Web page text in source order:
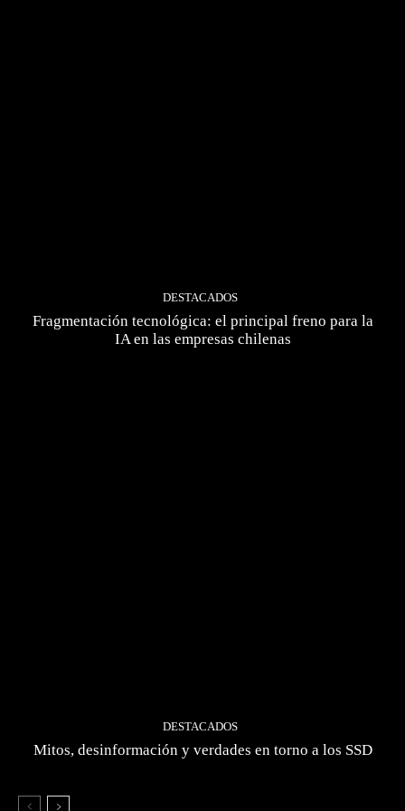
DESTACADOS
Fragmentación tecnológica: el principal freno para la
IA en las empresas chilenas
DESTACADOS
Mitos, desinformación y verdades en torno a los SSD